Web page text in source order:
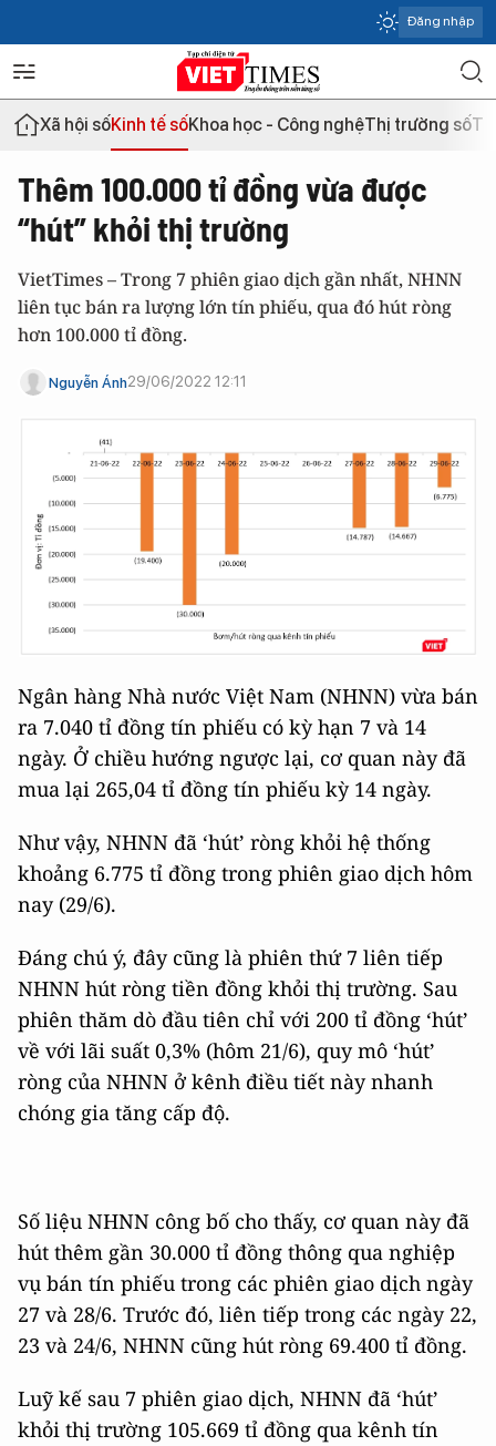
Đăng nhập
Xã hội sốKinh tế sốKhoa học - Công nghệThị trường số
Thêm 100.000 tỉ đồng vừa được
“hút” khỏi thị trường
VietTimes – Trong 7 phiên giao dịch gần nhất, NHNN
liên tục bán ra lượng lớn tín phiếu, qua đó hút ròng
hơn 100.000 tỉ đồng.
Nguyễn Ánh29/06/2022 12:11
Ngân hàng Nhà nước Việt Nam (NHNN) vừa bán
ra 7.040 tỉ đồng tín phiếu có kỳ hạn 7 và 14
ngày. Ở chiều hướng ngược lại, cơ quan này đã
mua lại 265,04 tỉ đồng tín phiếu kỳ 14 ngày.
Như vậy, NHNN đã ‘hút’ ròng khỏi hệ thống
khoảng 6.775 tỉ đồng trong phiên giao dịch hôm
nay (29/6).
Đáng chú ý, đây cũng là phiên thứ 7 liên tiếp
NHNN hút ròng tiền đồng khỏi thị trường. Sau
phiên thăm dò đầu tiên chỉ với 200 tỉ đồng ‘hút’
về với lãi suất 0,3% (hôm 21/6), quy mô ‘hút’
ròng của NHNN ở kênh điều tiết này nhanh
chóng gia tăng cấp độ.
Số liệu NHNN công bố cho thấy, cơ quan này đã
hút thêm gần 30.000 tỉ đồng thông qua nghiệp
vụ bán tín phiếu trong các phiên giao dịch ngày
27 và 28/6. Trước đó, liên tiếp trong các ngày 22,
23 và 24/6, NHNN cũng hút ròng 69.400 tỉ đồng.
Luỹ kế sau 7 phiên giao dịch, NHNN đã ‘hút’
khỏi thị trường 105.669 tỉ đồng qua kênh tín